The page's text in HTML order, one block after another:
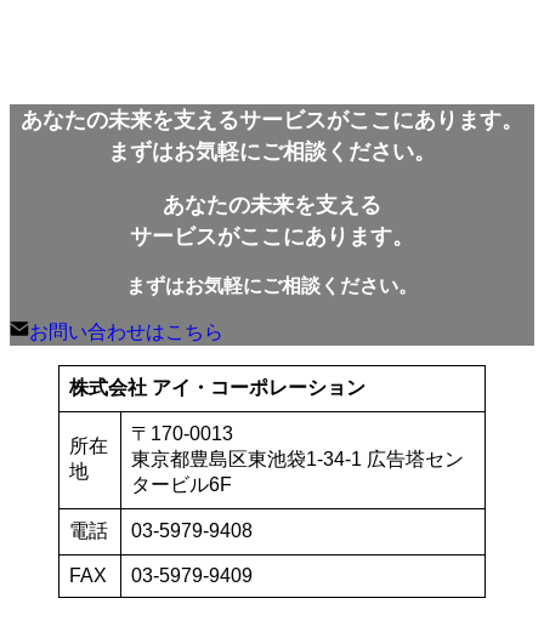
あなたの未来を支えるサービスがここにあります。
まずはお気軽にご相談ください。
あなたの未来を支える
サービスがここにあります。
まずはお気軽にご相談ください。
お問い合わせはこちら
株式会社 アイ・コーポレーション
所在
地
〒170-0013
東京都豊島区東池袋1-34-1 広告塔セン
タービル6F
電話 03-5979-9408
FAX 03-5979-9409